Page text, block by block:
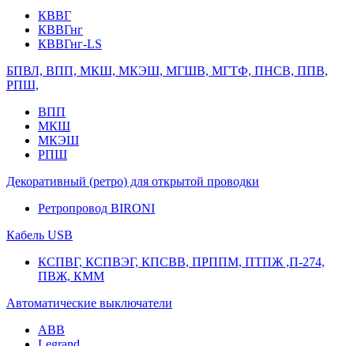
КВВГ
КВВГнг
КВВГнг-LS
БПВЛ, ВПП, МКШ, МКЭШ, МГШВ, МГТФ, ПНСВ, ППВ,
РПШ,
ВПП
МКШ
МКЭШ
РПШ
Декоративный (ретро) для открытой проводки
Ретропровод BIRONI
Кабель USB
КСПВГ, КСПВЭГ, КПСВВ, ПРППМ, ПТПЖ ,П-274,
ПВЖ, КММ
Автоматические выключатели
ABB